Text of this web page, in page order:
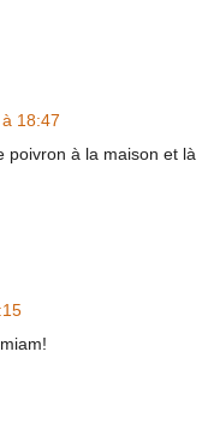
18:47
poivron à la maison et là